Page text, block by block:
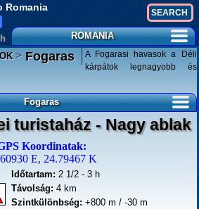
Romania
ROMANIA
>Fogaras
A Fogarasi havasok a Déli
kárpátok legnagyobb és
Fogaras
turistaház - Nagy ablak
Koordinatak:
E, 24.79467 K
Időtartam: 2 1/2 - 3 h
Távolság: 4 km
Szintkülönbség: +800 m / -30 m